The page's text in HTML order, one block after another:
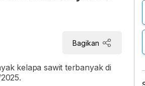
Bagikan
kelapa sawit terbanyak di